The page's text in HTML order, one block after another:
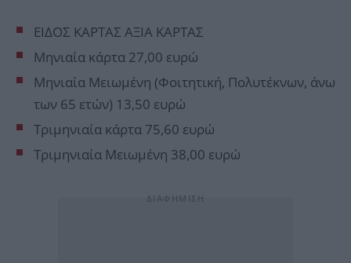
ΕΙΔΟΣ ΚΑΡΤΑΣ ΑΞΙΑ ΚΑΡΤΑΣ
Μηνιαία κάρτα 27,00 ευρώ
Μηνιαία Μειωμένη (Φοιτητική, Πολυτέκνων, άνω
των 65 ετών) 13,50 ευρώ
Τριμηνιαία κάρτα 75,60 ευρώ
Τριμηνιαία Μειωμένη 38,00 ευρώ